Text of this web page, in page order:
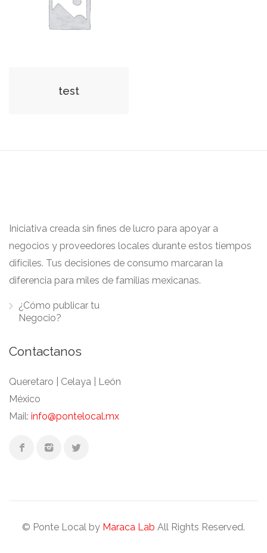
test
Iniciativa creada sin fines de lucro para apoyar a
negocios y proveedores locales durante estos tiempos
difíciles. Tus decisiones de consumo marcaran la
diferencia para miles de familias mexicanas.
¿Cómo publicar tu
Negocio?
Contactanos
Queretaro | Celaya | León
México
Mail: info@pontelocal.mx
© Ponte Local by Maraca Lab All Rights Reserved.